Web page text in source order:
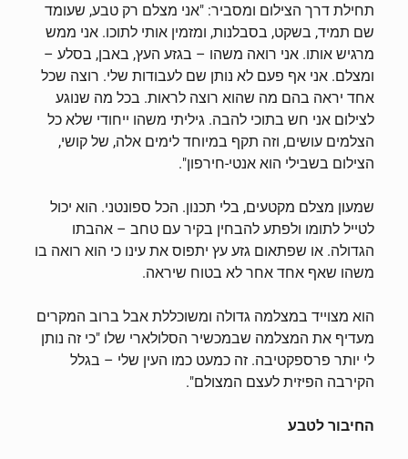
תחילת דרך הצילום ומסביר: "אני מצלם רק טבע, שעומד
שם תמיד, בשקט, בסבלנות, ומזמין אותי לתוכו. אני ממש
מרגיש אותו. אני רואה משהו – בגזע העץ, באבן, בסלע –
ומצלם. אני אף פעם לא נותן שם לעבודות שלי. רוצה שכל
אחד יראה בהם מה שהוא רוצה לראות. בכל מה שנוגע
לצילום אני חש בתוכי להבה. גיליתי משהו ייחודי שלא כל
הצלמים עושים, וזה תקף במיוחד לימים אלה, של קושי,
הצילום בשבילי הוא אנטי-חירפון".
שמעון מצלם מקטעים, בלי תכנון. הכל ספונטני. הוא יכול
לטייל לתומו ולפתע להבחין בקיר עם טחב – אהבתו
הגדולה. או שפתאום גזע עץ יתפוס את עינו כי הוא רואה בו
משהו שאף אחד אחר לא בטוח שיראה.
הוא מצוייד במצלמה גדולה ומשוכללת אבל ברוב המקרים
מעדיף את המצלמה שבמכשיר הסלולארי שלו "כי זה נותן
לי יותר פרספקטיבה. זה כמעט כמו העין שלי – בגלל
הקירבה הפיזית לעצם המצולם".
החיבור לטבע